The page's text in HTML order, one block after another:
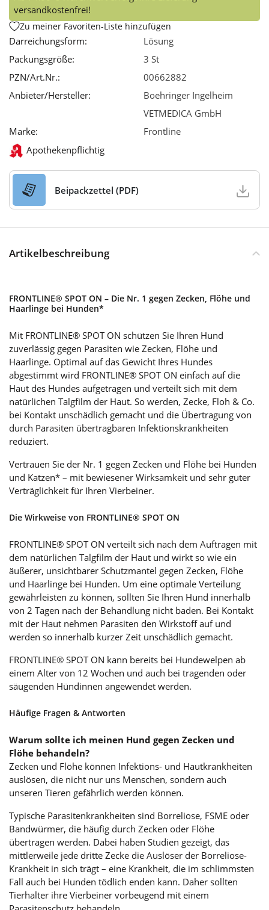
versandkostenfrei!
Zu meiner Favoriten-Liste hinzufügen
Darreichungsform:
Lösung
Packungsgröße:
3 St
PZN/Art.Nr.:
00662882
Anbieter/Hersteller:
Boehringer Ingelheim
VETMEDICA GmbH
Marke:
Frontline
Apothekenpflichtig
Beipackzettel (PDF)
Artikelbeschreibung
FRONTLINE® SPOT ON – Die Nr. 1 gegen Zecken, Flöhe und
Haarlinge bei Hunden*
Mit FRONTLINE® SPOT ON schützen Sie Ihren Hund
zuverlässig gegen Parasiten wie Zecken, Flöhe und
Haarlinge. Optimal auf das Gewicht Ihres Hundes
abgestimmt wird FRONTLINE® SPOT ON einfach auf die
Haut des Hundes aufgetragen und verteilt sich mit dem
natürlichen Talgfilm der Haut. So werden, Zecke, Floh & Co.
bei Kontakt unschädlich gemacht und die Übertragung von
durch Parasiten übertragbaren Infektionskrankheiten
reduziert.
Vertrauen Sie der Nr. 1 gegen Zecken und Flöhe bei Hunden
und Katzen* – mit bewiesener Wirksamkeit und sehr guter
Verträglichkeit für Ihren Vierbeiner.
Die Wirkweise von FRONTLINE® SPOT ON
FRONTLINE® SPOT ON verteilt sich nach dem Auftragen mit
dem natürlichen Talgfilm der Haut und wirkt so wie ein
äußerer, unsichtbarer Schutzmantel gegen Zecken, Flöhe
und Haarlinge bei Hunden. Um eine optimale Verteilung
gewährleisten zu können, sollten Sie Ihren Hund innerhalb
von 2 Tagen nach der Behandlung nicht baden. Bei Kontakt
mit der Haut nehmen Parasiten den Wirkstoff auf und
werden so innerhalb kurzer Zeit unschädlich gemacht.
FRONTLINE® SPOT ON kann bereits bei Hundewelpen ab
einem Alter von 12 Wochen und auch bei tragenden oder
säugenden Hündinnen angewendet werden.
Häufige Fragen & Antworten
Warum sollte ich meinen Hund gegen Zecken und
Flöhe behandeln?
Zecken und Flöhe können Infektions- und Hautkrankheiten
auslösen, die nicht nur uns Menschen, sondern auch
unseren Tieren gefährlich werden können.
Typische Parasitenkrankheiten sind Borreliose, FSME oder
Bandwürmer, die häufig durch Zecken oder Flöhe
übertragen werden. Dabei haben Studien gezeigt, das
mittlerweile jede dritte Zecke die Auslöser der Borreliose-
Krankheit in sich trägt – eine Krankheit, die im schlimmsten
Fall auch bei Hunden tödlich enden kann. Daher sollten
Tierhalter ihre Vierbeiner vorbeugend mit einem